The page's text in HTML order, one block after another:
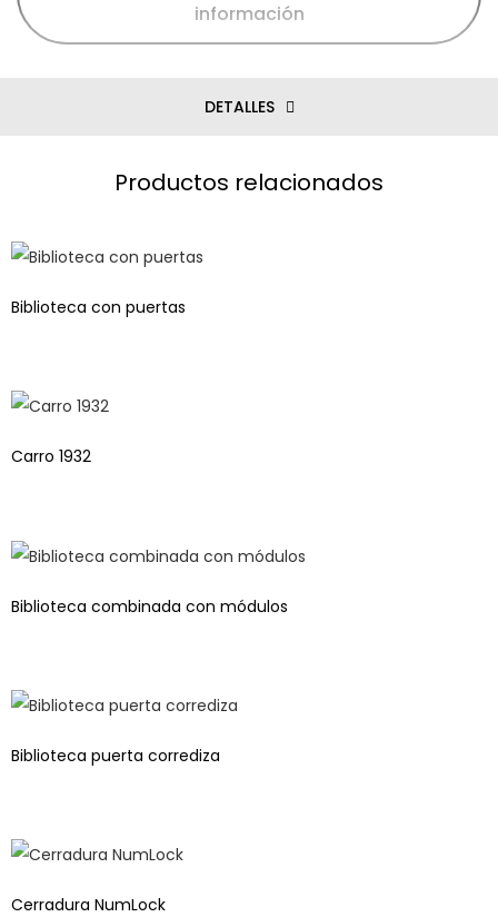
información
DETALLES
Productos relacionados
Biblioteca con puertas
Carro 1932
Biblioteca combinada con módulos
Biblioteca puerta corrediza
Cerradura NumLock